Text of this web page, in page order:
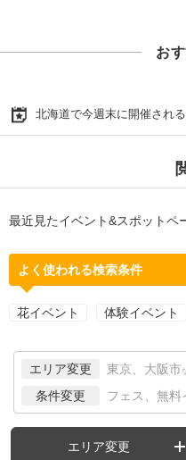
お
北海道で今週末に開催され
最近見たイベント&スポットペ
よく使われる検索条件
花イベント 体験イベント
エリア変更 東京、大阪市
条件変更 フェス、無料
エリア変更